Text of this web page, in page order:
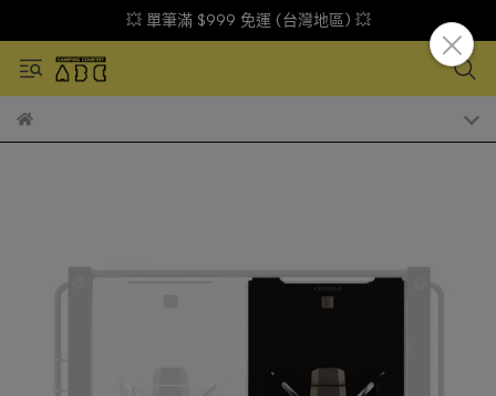
💥 單筆滿 $999 免運 (台灣地區) 💥